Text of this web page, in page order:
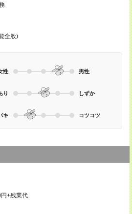
全般)
性 男性
り しずか
キ コツコツ
+残業代